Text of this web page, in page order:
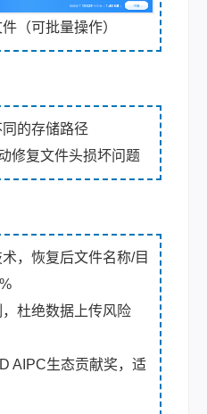
（可批量操作）
的存储路径
修复文件头损坏问题
，恢复后文件名称/目
杜绝数据上传风险
AIPC生态贡献奖，适